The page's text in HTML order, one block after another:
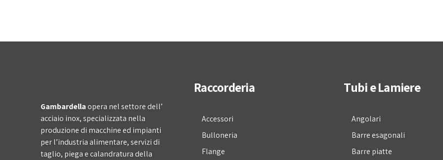
Gambardellaopera nel settore dell’
acciaio inox, specializzata nella
produzione di macchine ed impianti
per l’industria alimentare, servizi di
taglio, piega e calandratura della
Raccorderia
Accessori
Bulloneria
Flange
Tubi e Lamiere
Angolari
Barre esagonali
Barre piatte